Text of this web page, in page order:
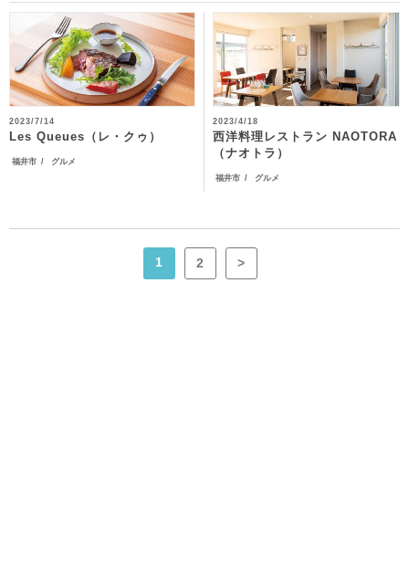
2023/7/14
Les Queues（レ・クゥ）
福井市 グルメ
2023/4/18
西洋料理レストラン NAOTORA
（ナオトラ）
福井市 グルメ
1 2 >